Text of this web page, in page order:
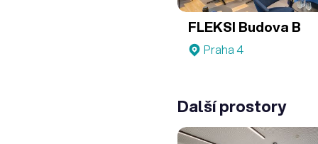
FLEKSI Budova B
Praha 4
Další prostory